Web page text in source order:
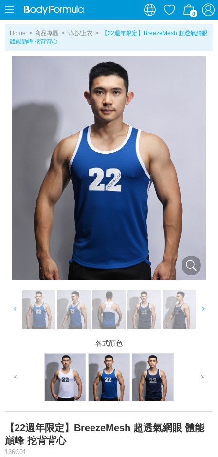
0
0
Home > 商品專區 > 背心/上衣 >
【22週年限定】BreezeMesh 超透氣網眼
體能巔峰 挖背背心
各式顏色
【22週年限定】BreezeMesh 超透氣網眼 體能
巔峰 挖背背心
136C01